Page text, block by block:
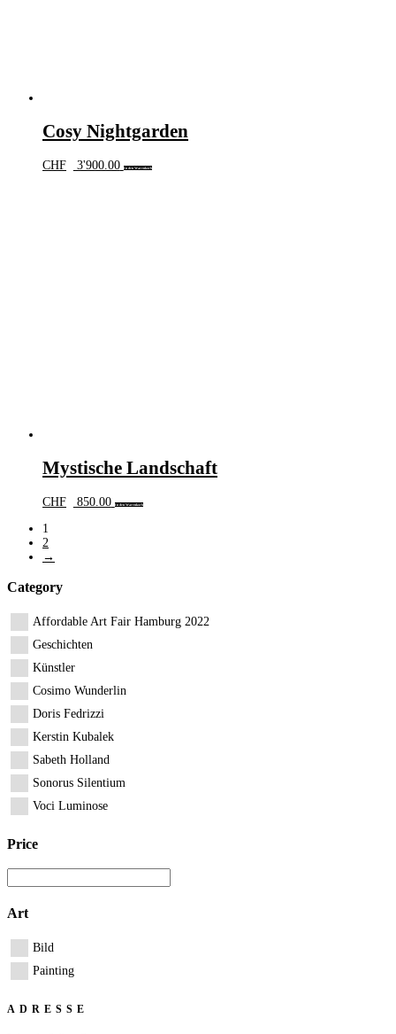
Cosy Nightgarden
CHF 3'900.00 In den Warenkorb
Mystische Landschaft
CHF 850.00 In den Warenkorb
1
2
→
Category
Affordable Art Fair Hamburg 2022
Geschichten
Künstler
Cosimo Wunderlin
Doris Fedrizzi
Kerstin Kubalek
Sabeth Holland
Sonorus Silentium
Voci Luminose
Price
Art
Bild
Painting
ADRESSE